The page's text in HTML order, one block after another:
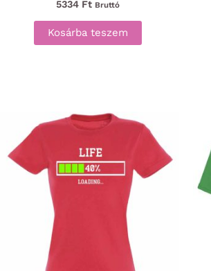
5334 Ft Bruttó
Kosárba teszem